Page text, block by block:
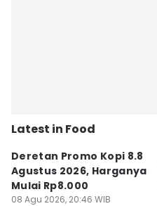
Latest in Food
Deretan Promo Kopi 8.8
Agustus 2026, Harganya
Mulai Rp8.000
08 Agu 2026, 20:46 WIB